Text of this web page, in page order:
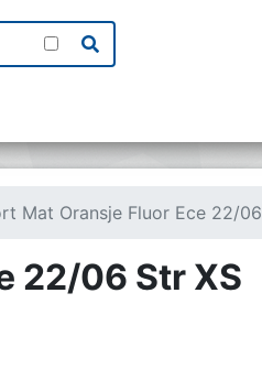
Mat Oransje Fluor Ece 22/06
22/06 Str XS